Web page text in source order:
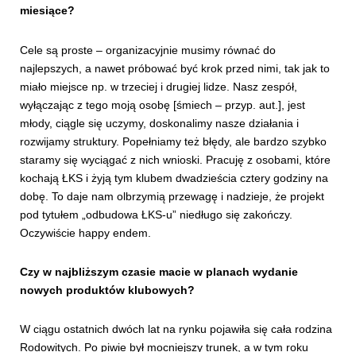
miesiące?
Cele są proste – organizacyjnie musimy równać do
najlepszych, a nawet próbować być krok przed nimi, tak jak to
miało miejsce np. w trzeciej i drugiej lidze. Nasz zespół,
wyłączając z tego moją osobę [śmiech – przyp. aut.], jest
młody, ciągle się uczymy, doskonalimy nasze działania i
rozwijamy struktury. Popełniamy też błędy, ale bardzo szybko
staramy się wyciągać z nich wnioski. Pracuję z osobami, które
kochają ŁKS i żyją tym klubem dwadzieścia cztery godziny na
dobę. To daje nam olbrzymią przewagę i nadzieje, że projekt
pod tytułem „odbudowa ŁKS-u” niedługo się zakończy.
Oczywiście happy endem.
Czy w najbliższym czasie macie w planach wydanie
nowych produktów klubowych?
W ciągu ostatnich dwóch lat na rynku pojawiła się cała rodzina
Rodowitych. Po piwie był mocniejszy trunek, a w tym roku